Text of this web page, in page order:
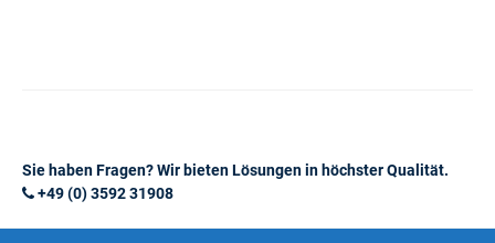
Sie haben Fragen? Wir bieten Lösungen in höchster Qualität.
+49 (0) 3592 31908